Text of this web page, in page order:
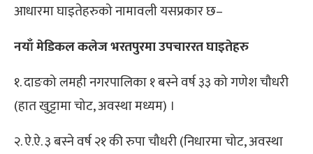
आधारमा घाइतेहरुको नामावली यसप्रकार छ–
नयाँ मेडिकल कलेज भरतपुरमा उपचाररत घाइतेहरु
१. दाङको लमही नगरपालिका १ बस्ने वर्ष ३३ को गणेश चौधरी
(हात खुट्टामा चोट, अवस्था मध्यम) ।
२. ऐ.ऐ. ३ बस्ने वर्ष २१ की रुपा चौधरी (निधारमा चोट, अवस्था